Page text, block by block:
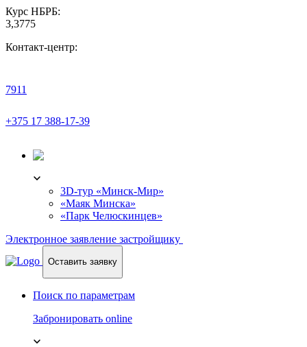
Курс НБРБ:
3,3775
Контакт-центр:
7911
+375 17 388-17-39
3D-тур «Минск-Мир»
«Маяк Минска»
«Парк Челюскинцев»
Электронное заявление застройщику
Оставить заявку
Поиск по параметрам
Забронировать online